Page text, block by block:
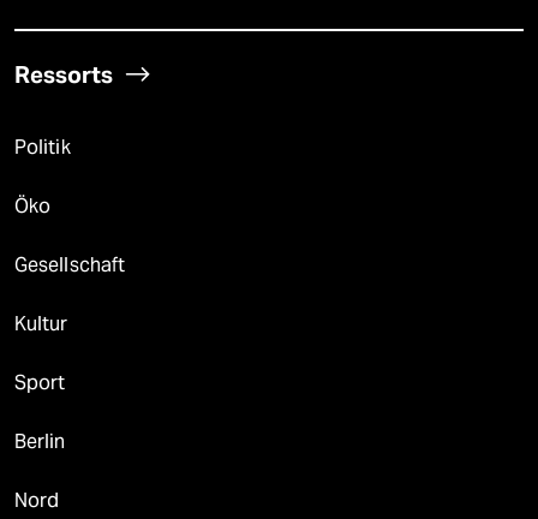
Ressorts
Politik
Öko
Gesellschaft
Kultur
Sport
Berlin
Nord